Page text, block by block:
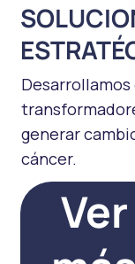
generar
cáncer.
Ver